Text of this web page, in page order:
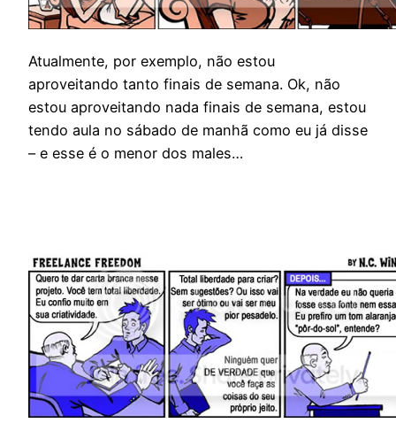
Atualmente, por exemplo, não estou
aproveitando tanto finais de semana. Ok, não
estou aproveitando nada finais de semana, estou
tendo aula no sábado de manhã como eu já disse
– e esse é o menor dos males…